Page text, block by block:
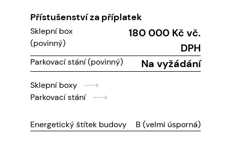
Přístušenství za příplatek
Sklepní box
(povinný)
180 000 Kč vč.
DPH
Parkovací stání (povinný) Na vyžádání
Sklepní boxy
Parkovací stání
Energetický štítek budovy B (velmi úsporná)